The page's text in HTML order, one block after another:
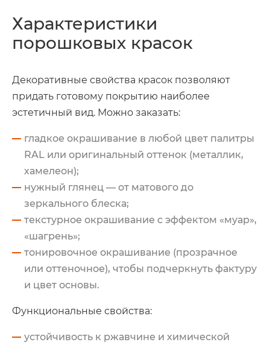
Характеристики
порошковых красок
Декоративные свойства красок позволяют
придать готовому покрытию наиболее
эстетичный вид. Можно заказать:
гладкое окрашивание в любой цвет палитры
RAL или оригинальный оттенок (металлик,
хамелеон);
нужный глянец — от матового до
зеркального блеска;
текстурное окрашивание с эффектом «муар»,
«шагрень»;
тонировочное окрашивание (прозрачное
или оттеночное), чтобы подчеркнуть фактуру
и цвет основы.
Функциональные свойства:
устойчивость к ржавчине и химической